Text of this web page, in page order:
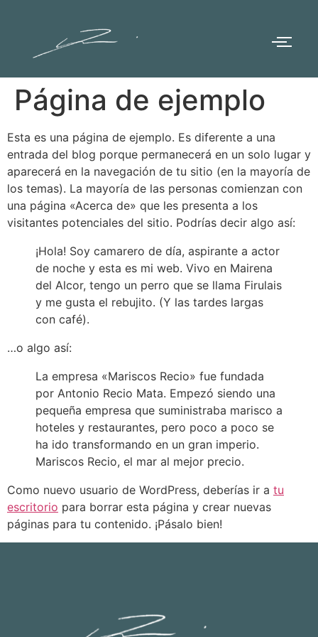
Página de ejemplo
Esta es una página de ejemplo. Es diferente a una
entrada del blog porque permanecerá en un solo lugar y
aparecerá en la navegación de tu sitio (en la mayoría de
los temas). La mayoría de las personas comienzan con
una página «Acerca de» que les presenta a los
visitantes potenciales del sitio. Podrías decir algo así:
¡Hola! Soy camarero de día, aspirante a actor
de noche y esta es mi web. Vivo en Mairena
del Alcor, tengo un perro que se llama Firulais
y me gusta el rebujito. (Y las tardes largas
con café).
…o algo así:
La empresa «Mariscos Recio» fue fundada
por Antonio Recio Mata. Empezó siendo una
pequeña empresa que suministraba marisco a
hoteles y restaurantes, pero poco a poco se
ha ido transformando en un gran imperio.
Mariscos Recio, el mar al mejor precio.
Como nuevo usuario de WordPress, deberías ir a tu
escritorio para borrar esta página y crear nuevas
páginas para tu contenido. ¡Pásalo bien!